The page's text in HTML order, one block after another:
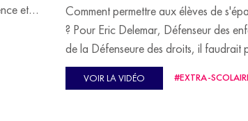
et
de
Comment permettre aux élèves de
? Pour Eric Delemar, Défenseur des
de la Défenseure des droits, il faudrait
s'occuper d'eux durant l'entièreté du
passent à l'école, et pas seulement
VOIR LA VIDÉO #EXTRA-